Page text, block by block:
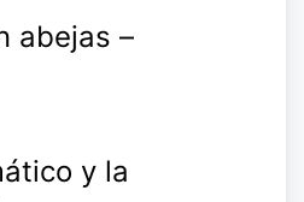
abejas –
y la